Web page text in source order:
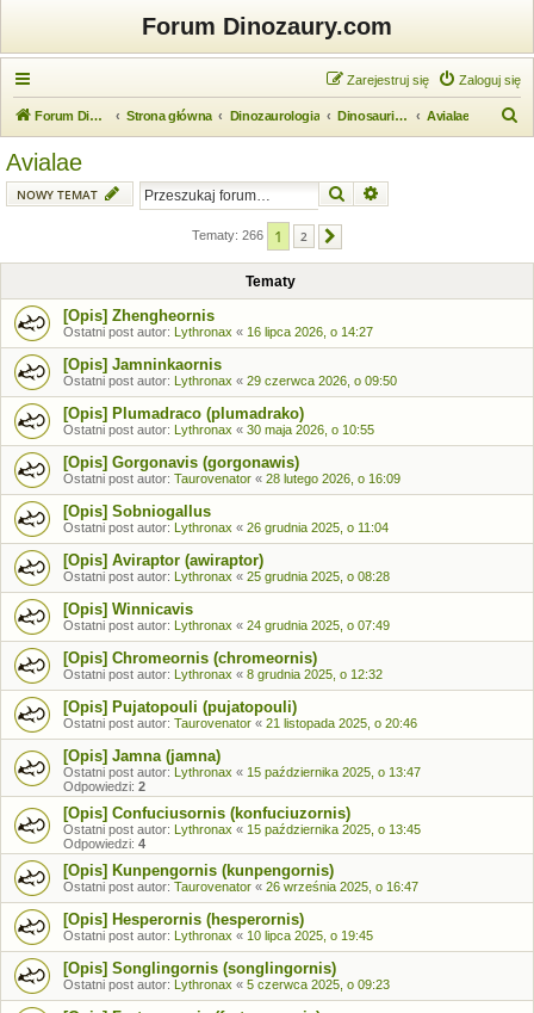
Forum Dinozaury.com
Zaloguj się
Zarejestruj się
Forum Dinozaury.com Strona główna Dinozaurologia Dinosauria (dinozaury) Avialae
Avialae
NOWY TEMAT Szukaj
Tematy: 266 1 2
Tematy
[Opis] Zhengheornis
Ostatni post autor: Lythronax « 16 lipca 2026, o 14:27
[Opis] Jamninkaornis
Ostatni post autor: Lythronax « 29 czerwca 2026, o 09:50
[Opis] Plumadraco (plumadrako)
Ostatni post autor: Lythronax « 30 maja 2026, o 10:55
[Opis] Gorgonavis (gorgonawis)
Ostatni post autor: Taurovenator « 28 lutego 2026, o 16:09
[Opis] Sobniogallus
Ostatni post autor: Lythronax « 26 grudnia 2025, o 11:04
[Opis] Aviraptor (awiraptor)
Ostatni post autor: Lythronax « 25 grudnia 2025, o 08:28
[Opis] Winnicavis
Ostatni post autor: Lythronax « 24 grudnia 2025, o 07:49
[Opis] Chromeornis (chromeornis)
Ostatni post autor: Lythronax « 8 grudnia 2025, o 12:32
[Opis] Pujatopouli (pujatopouli)
Ostatni post autor: Taurovenator « 21 listopada 2025, o 20:46
[Opis] Jamna (jamna)
Ostatni post autor: Lythronax « 15 października 2025, o 13:47
Odpowiedzi: 2
[Opis] Confuciusornis (konfuciuzornis)
Ostatni post autor: Lythronax « 15 października 2025, o 13:45
Odpowiedzi: 4
[Opis] Kunpengornis (kunpengornis)
Ostatni post autor: Taurovenator « 26 września 2025, o 16:47
[Opis] Hesperornis (hesperornis)
Ostatni post autor: Lythronax « 10 lipca 2025, o 19:45
[Opis] Songlingornis (songlingornis)
Ostatni post autor: Lythronax « 5 czerwca 2025, o 09:23